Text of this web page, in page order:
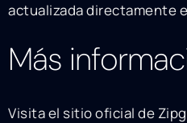
actualizada directamente
Más
Visita el sitio oficial de